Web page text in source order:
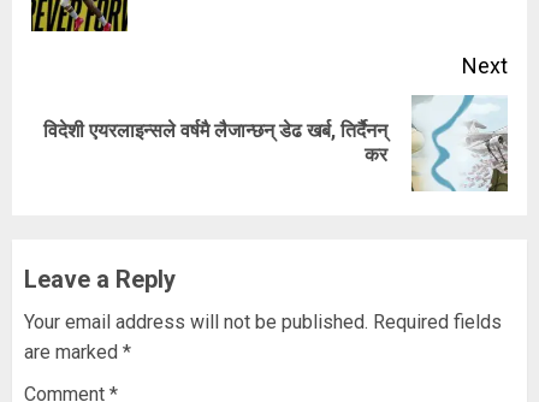
Next
Next
विदेशी एयरलाइन्सले वर्षमै लैजान्छन् डेढ खर्ब, तिर्दैनन्
कर
Leave a Reply
Your email address will not be published. Required fields
are marked *
Comment *